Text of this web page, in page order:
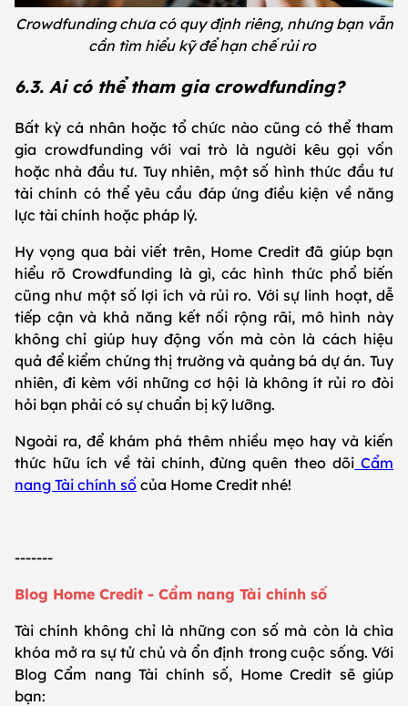
Crowdfunding chưa có quy định riêng, nhưng bạn vẫn
cần tìm hiểu kỹ để hạn chế rủi ro
6.3. Ai có thể tham gia crowdfunding?
Bất kỳ cá nhân hoặc tổ chức nào cũng có thể tham
gia crowdfunding với vai trò là người kêu gọi vốn
hoặc nhà đầu tư. Tuy nhiên, một số hình thức đầu tư
tài chính có thể yêu cầu đáp ứng điều kiện về năng
lực tài chính hoặc pháp lý.
Hy vọng qua bài viết trên, Home Credit đã giúp bạn
hiểu rõ Crowdfunding là gì, các hình thức phổ biến
cũng như một số lợi ích và rủi ro. Với sự linh hoạt, dễ
tiếp cận và khả năng kết nối rộng rãi, mô hình này
không chỉ giúp huy động vốn mà còn là cách hiệu
quả để kiểm chứng thị trường và quảng bá dự án. Tuy
nhiên, đi kèm với những cơ hội là không ít rủi ro đòi
hỏi bạn phải có sự chuẩn bị kỹ lưỡng.
Ngoài ra, để khám phá thêm nhiều mẹo hay và kiến
thức hữu ích về tài chính, đừng quên theo dõi Cẩm
nang Tài chính số của Home Credit nhé!
-------
Blog Home Credit - Cẩm nang Tài chính số
Tài chính không chỉ là những con số mà còn là chìa
khóa mở ra sự tử chủ và ổn định trong cuộc sống. Với
Blog Cẩm nang Tài chính số, Home Credit sẽ giúp
bạn: